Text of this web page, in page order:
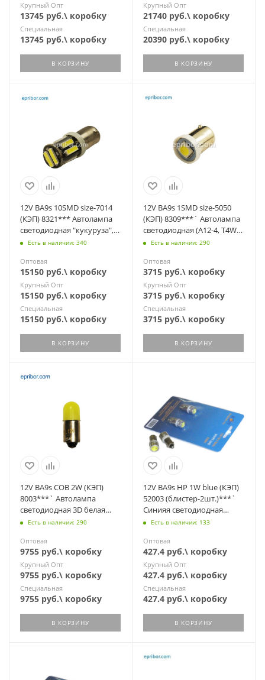
Крупный Опт
13745 руб.\ коробку
Специальная
13745 руб.\ коробку
В КОРЗИНУ
Крупный Опт
21740 руб.\ коробку
Специальная
20390 руб.\ коробку
В КОРЗИНУ
12V BA9s 10SMD size-7014
(КЭП) 8321*** Автолампа
светодиодная "кукуруза",2
ряда, 2+8 диодов (А12-4)
Есть в наличии: 340
Оптовая
15150 руб.\ коробку
Крупный Опт
15150 руб.\ коробку
Специальная
15150 руб.\ коробку
В КОРЗИНУ
12V BA9s 1SMD size-5050
(КЭП) 8309***` Автолампа
светодиодная (А12-4, T4W
BA9s)
Есть в наличии: 290
Оптовая
3715 руб.\ коробку
Крупный Опт
3715 руб.\ коробку
Специальная
3715 руб.\ коробку
В КОРЗИНУ
12V BA9s COB 2W (КЭП)
8003***` Автолампа
светодиодная 3D белая
(А12-4, АМН12-3, T4W
Есть в наличии: 290
Оптовая
9755 руб.\ коробку
Крупный Опт
9755 руб.\ коробку
Специальная
9755 руб.\ коробку
В КОРЗИНУ
12V BA9s HP 1W blue (КЭП)
52003 (блистер-2шт.)***`
Синияя светодиодная
лампа(А12-4, АМН12-3)
Есть в наличии: 133
Оптовая
427.4 руб.\ коробку
Крупный Опт
427.4 руб.\ коробку
Специальная
427.4 руб.\ коробку
В КОРЗИНУ